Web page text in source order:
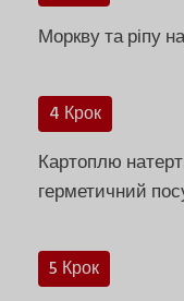
Моркву та ріпу
4 Крок
Картоплю
герметичний
5 Крок